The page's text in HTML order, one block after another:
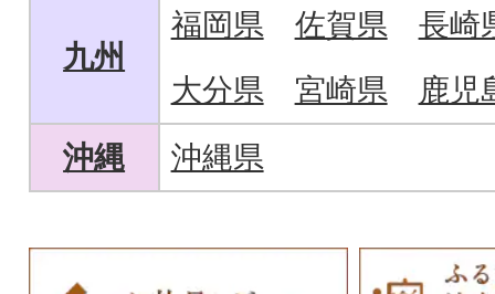
九州
福岡県 佐賀県
長崎
大分県
宮崎県
鹿児
沖縄
沖縄県